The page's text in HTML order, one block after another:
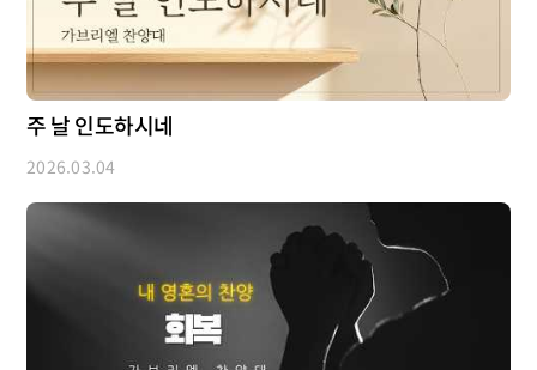
주 날 인도하시네
2026.03.04